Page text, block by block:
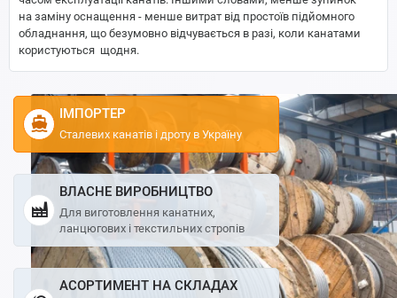
на заміну оснащення - менше витрат від простоїв підйомного
обладнання, що безумовно відчувається в разі, коли канатами
користуються щодня.
ІМПОРТЕР
Сталевих канатів і дроту в Україну
ВЛАСНЕ ВИРОБНИЦТВО
Для виготовлення канатних,
ланцюгових і текстильних стропів
АСОРТИМЕНТ НА СКЛАДАХ